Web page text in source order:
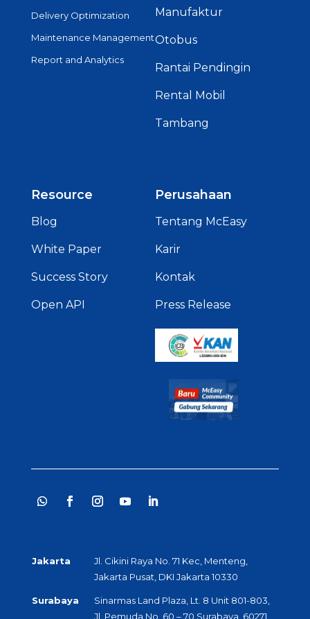
Delivery Optimization
Maintenance Management
Report and Analytics
Manufaktur
Otobus
Rantai Pendingin
Rental Mobil
Tambang
Resource
Blog
White Paper
Success Story
Open API
Perusahaan
Tentang McEasy
Karir
Kontak
Press Release
Jakarta
Jl. Cikini Raya No. 71 Kec, Menteng,
Jakarta Pusat, DKI Jakarta 10330
Surabaya
Sinarmas Land Plaza, Lt. 8 Unit 801-803,
Jl. Pemuda No. 60 – 70 Surabaya, 60271